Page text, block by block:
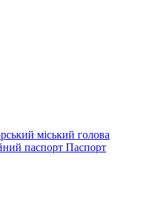
міський голова
паспорт Паспорт